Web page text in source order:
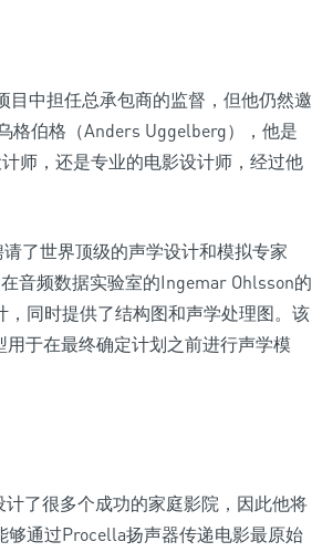
中担任总承包商的监督，但他仍然邀
格伯格（Anders Uggelberg），他是
师，还是专业的电影设计师，经过他
了世界顶级的声学设计和模拟专家
音频数据实验室的Ingemar Ohlsson的
同时提供了结构图和声学处理图。该
于在最终确定计划之前进行声学模
了很多个成功的家庭影院，因此他将
通过Procella扬声器传递电影最原始